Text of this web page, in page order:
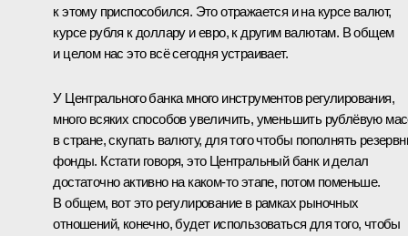
к этому приспособился. Это отражается и на курсе валют,
курсе рубля к доллару и евро, к другим валютам. В общем
и целом нас это всё сегодня устраивает.
У Центрального банка много инструментов регулирования,
много всяких способов увеличить, уменьшить рублёвую
в стране, скупать валюту, для того чтобы пополнять
фонды. Кстати говоря, это Центральный банк и делал
достаточно активно на каком‑то этапе, потом поменьше.
В общем, вот это регулирование в рамках рыночных
отношений, конечно, будет использоваться для того, чтобы